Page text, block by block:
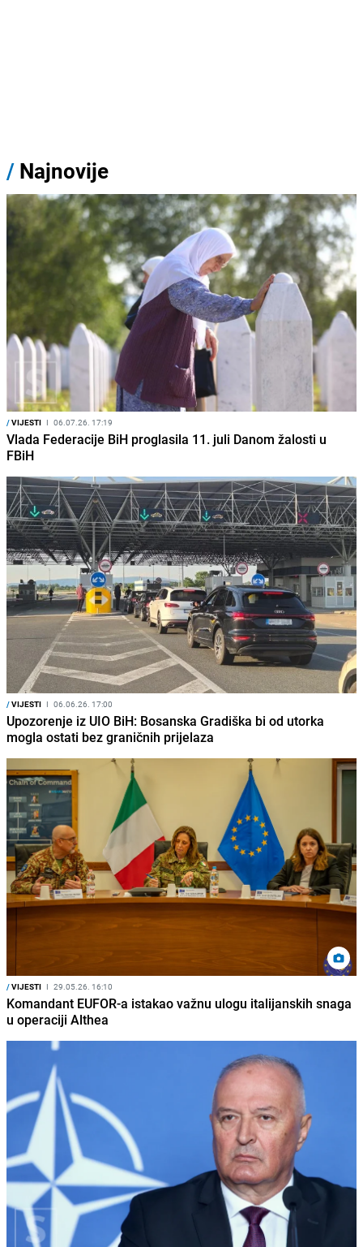
/ Najnovije
/VIJESTI I 06.07.26. 17:19
Vlada Federacije BiH proglasila 11. juli Danom žalosti u
FBiH
/VIJESTI I 06.06.26. 17:00
Upozorenje iz UIO BiH: Bosanska Gradiška bi od utorka
mogla ostati bez graničnih prijelaza
/VIJESTI I 29.05.26. 16:10
Komandant EUFOR-a istakao važnu ulogu italijanskih snaga
u operaciji Althea